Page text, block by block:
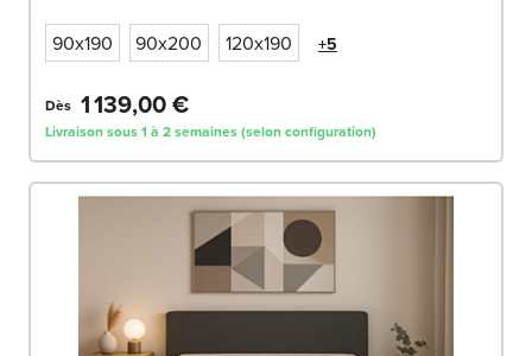
90x190 90x200 120x190 +5
Dès 1 139,00 €
Livraison sous 1 à 2 semaines (selon configuration)